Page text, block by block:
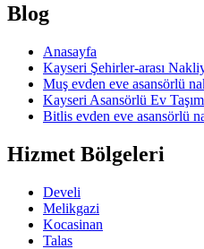
Blog
Anasayfa
Kayseri Şehirler-arası
Muş evden eve asansörlü
Kayseri Asansörlü Ev
Bitlis evden eve asansörlü
Hizmet Bölgeleri
Develi
Melikgazi
Kocasinan
Talas